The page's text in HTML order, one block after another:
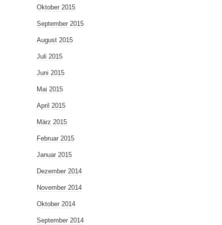
Oktober 2015
September 2015
August 2015
Juli 2015
Juni 2015
Mai 2015
April 2015
März 2015
Februar 2015
Januar 2015
Dezember 2014
November 2014
Oktober 2014
September 2014